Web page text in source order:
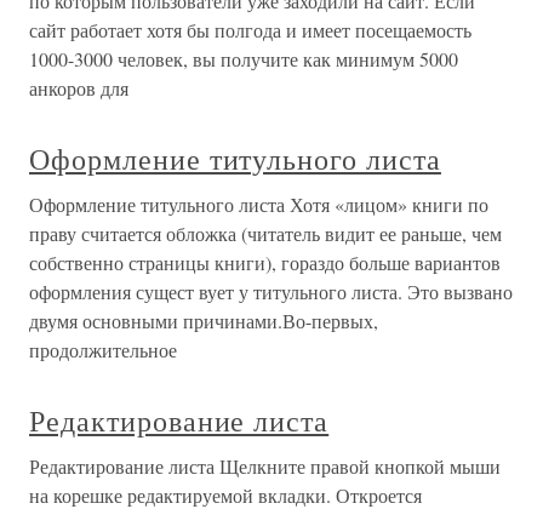
сайт работает хотя бы полгода и имеет посещаемость
1000-3000 человек, вы получите как минимум 5000
анкоров для
Оформление титульного листа
Оформление титульного листа Хотя «лицом» книги по
праву считается обложка (читатель видит ее раньше, чем
собственно страницы книги), гораздо больше вариантов
оформления сущест вует у титульного листа. Это вызвано
двумя основными причинами.Во-первых,
продолжительное
Редактирование листа
Редактирование листа Щелкните правой кнопкой мыши
на корешке редактируемой вкладки. Откроется